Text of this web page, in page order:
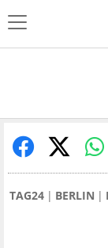
TAG24 BERLIN